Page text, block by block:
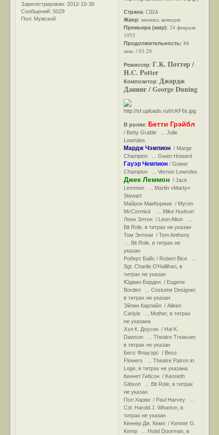
Зарегистрирован: 2012-10-30
Сообщений: 5029
Пол: Мужской
Страна:США
Жанр:мюзикл, комедия
Премьера (мир):24 февраля
1955
Продолжительность:88
мин. / 01:28
Режиссер: Г.К. Поттер /
H.C. Potter
Композитор: Джордж
Данинг / George Duning
В ролях: Бетти Грэйбл
/ Betty Grable ... Julie
Lowndes
Мардж Чэмпион / Marge
Champion ... Gwen Howard
Гауэр Чемпион / Gower
Champion ... Vernon Lowndes
Джек Леммон / Jack
Lemmon ... Martin «Marty»
Stewart
Майрон МакКормик / Myron
McCormick ... Mike Hudson
Леон Элтон / Leon Alton ...
Bit Role, в титрах не указан
Том Энтони / Tom Anthony
... Bit Role, в титрах не
указан
Роберт Байс / Robert Bice ...
Sgt. Charlie O'Hallihan, в
титрах не указан
Юджин Борден / Eugene
Borden ... Costume Designer,
в титрах не указан
Эйлин Карлайл / Aileen
Carlyle ... Mother, в титрах
не указана
Хэл К. Доусон / Hal K.
Dawson ... Theatre Treasuer,
в титрах не указан
Бесс Флауэрс / Bess
Flowers ... Theatre Patron in
Loge, в титрах не указана
Кеннет Гибсон / Kenneth
Gibson ... Bit Role, в титрах
не указан
Пол Харви / Paul Harvey ...
Col. Harold J. Wharton, в
титрах не указан
Кеннер Дж. Кемп / Kenner G.
Kemp ... Hotel Doorman, в